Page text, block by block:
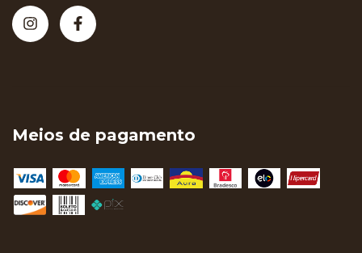
Meios de pagamento